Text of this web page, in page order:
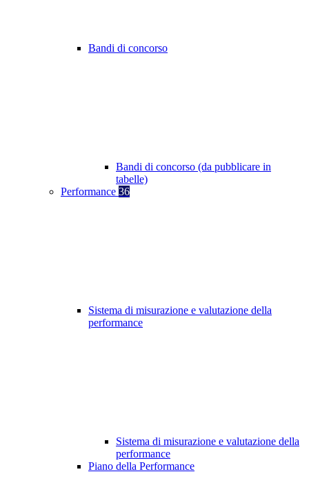
Bandi di concorso
Bandi di concorso (da pubblicare in
tabelle)
Performance 36
Sistema di misurazione e valutazione della
performance
Sistema di misurazione e valutazione della
performance
Piano della Performance